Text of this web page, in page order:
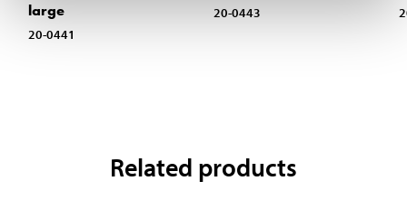
large
20-0441
20-0443
Related products